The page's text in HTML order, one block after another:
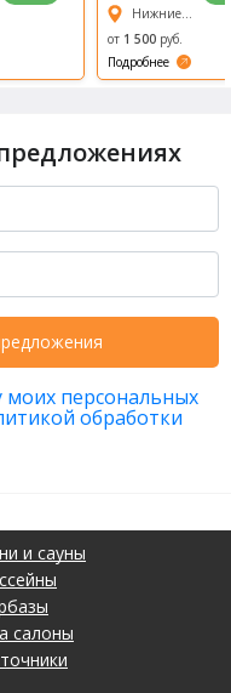
Нижние Поля, 29 ст1
от 1 500 руб.
Подробнее
моих персональных
обработки
и сауны
салоны